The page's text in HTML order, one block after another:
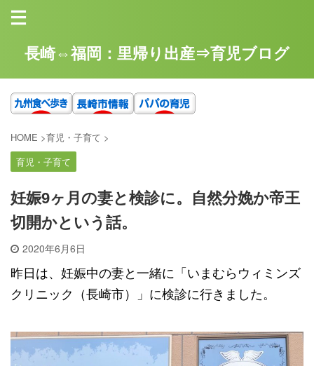
長崎⇔福岡：里帰り出産⇒育児ブログ
HOME >育児・子育て >
育児・子育て
妊娠9ヶ月の妻と検診に。自然分娩か帝王
切開かという話。
2020年6月6日
昨日は、妊娠中の妻と一緒に「いまむらウィミンズ
クリニック（長崎市）」に検診に行きました。